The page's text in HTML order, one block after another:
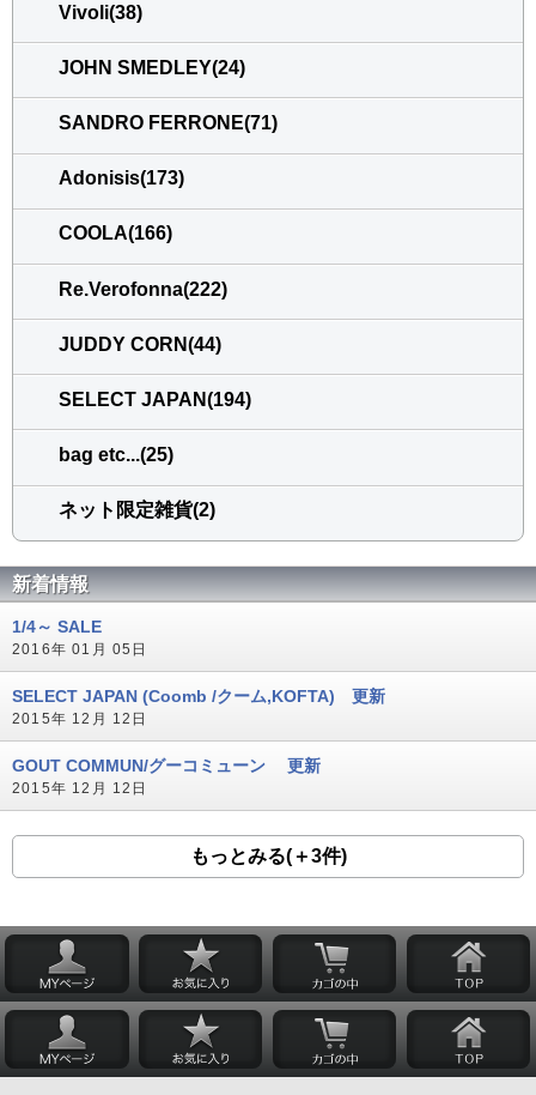
Vivoli(38)
JOHN SMEDLEY(24)
SANDRO FERRONE(71)
Adonisis(173)
COOLA(166)
Re.Verofonna(222)
JUDDY CORN(44)
SELECT JAPAN(194)
bag etc...(25)
ネット限定雑貨(2)
新着情報
1/4～ SALE
2016年 01月 05日
SELECT JAPAN (Coomb /クーム,KOFTA) 更新
2015年 12月 12日
GOUT COMMUN/グーコミューン 更新
2015年 12月 12日
もっとみる(＋3件)